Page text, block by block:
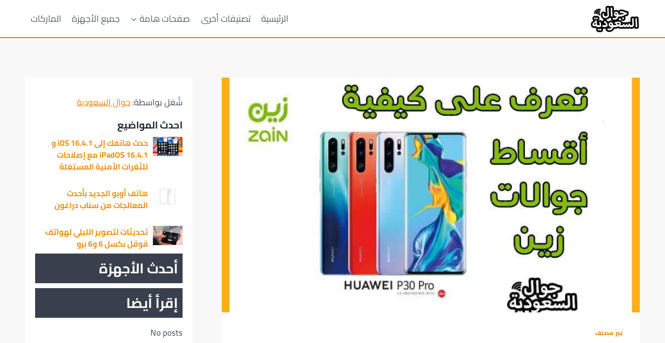
المحتوى
الرئيسية تصنيفات أخرى صفحات هامة جميع الأجهزة الماركات
غير مصنف
شُغل بواسطة:جوال السعودية
احدث المواضيع
حدث هاتفك إلى iOS 16.4.1 و
iPadOS 16.4.1 مع إصلاحات
للثغرات الأمنية المستغلة
هاتف أوبو الجديد بأحدث
المعالجات من سناب دراغون
تحديثات لتصوير الليلي لهواتف
قوقل بكسل 6 و6 برو
أحدث الأجهزة
إقرأ أيضا
No posts